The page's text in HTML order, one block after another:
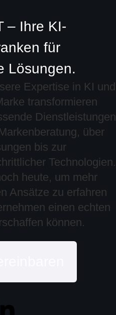
– Ihre KI-
für
Lösungen.
Expertise in KI und
transformieren
Dienstleistungen
über
bis zur
Technologien.
heute, um mehr
Ansätze zu erfahren
einen echten
können.